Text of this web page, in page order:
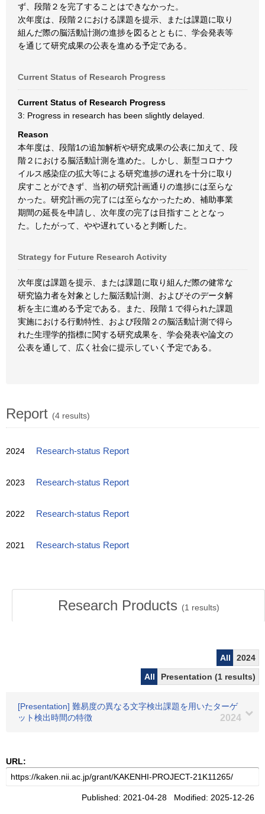
ず、段階２を完了することはできなかった。
次年度は、段階２における課題を提示、または課題に取り
組んだ際の脳活動計測の進捗を図るとともに、学会発表等
を通じて研究成果の公表を進める予定である。
Current Status of Research Progress
Current Status of Research Progress
3: Progress in research has been slightly delayed.
Reason
本年度は、段階1の追加解析や研究成果の公表に加えて、段
階２における脳活動計測を進めた。しかし、新型コロナウ
イルス感染症の拡大等による研究進捗の遅れを十分に取り
戻すことができず、当初の研究計画通りの進捗には至らな
かった。研究計画の完了には至らなかったため、補助事業
期間の延長を申請し、次年度の完了は目指すこととなっ
た。したがって、やや遅れていると判断した。
Strategy for Future Research Activity
次年度は課題を提示、または課題に取り組んだ際の健常な
研究協力者を対象とした脳活動計測、およびそのデータ解
析を主に進める予定である。また、段階１で得られた課題
実施における行動特性、および段階２の脳活動計測で得ら
れた生理学的指標に関する研究成果を、学会発表や論文の
公表を通して、広く社会に提示していく予定である。
Report (4 results)
2024 Research-status Report
2023 Research-status Report
2022 Research-status Report
2021 Research-status Report
Research Products (1 results)
All
2024
All
Presentation (1 results)
[Presentation] 難易度の異なる文字検出課題を用いたターゲ
ット検出時間の特徴
2024
URL:
Published: 2021-04-28 Modified: 2025-12-26